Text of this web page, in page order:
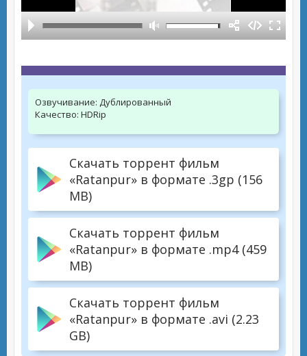
Озвучивание: Дублированный
Качество: HDRip
Скачать торрент фильм
«Ratanpur» в формате .3gp (156
MB)
Скачать торрент фильм
«Ratanpur» в формате .mp4 (459
MB)
Скачать торрент фильм
«Ratanpur» в формате .avi (2.23
GB)